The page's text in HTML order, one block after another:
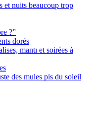
et nuits beaucoup trop
?”
dorés
mantı et soirées à
des mules pis du soleil